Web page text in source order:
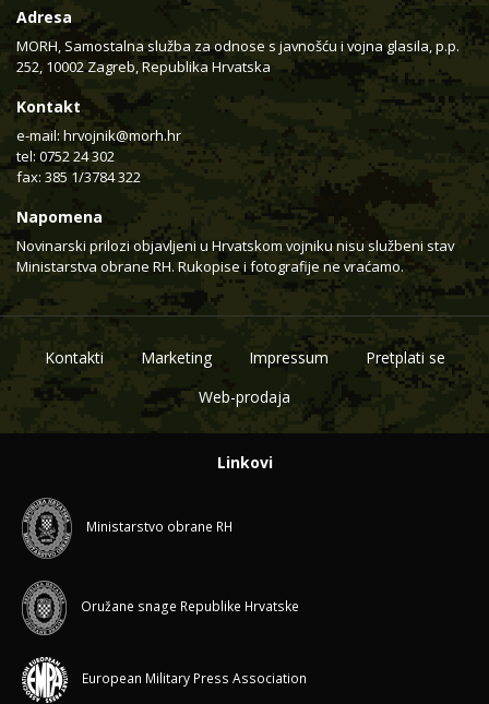
Adresa
MORH, Samostalna služba za odnose s javnošću i vojna glasila, p.p.
252, 10002 Zagreb, Republika Hrvatska
Kontakt
e-mail: hrvojnik@morh.hr
tel: 0752 24 302
fax: 385 1/3784 322
Napomena
Novinarski prilozi objavljeni u Hrvatskom vojniku nisu službeni stav
Ministarstva obrane RH. Rukopise i fotografije ne vraćamo.
Kontakti Marketing Impressum
Pretplati se
Web-prodaja
Linkovi
Ministarstvo obrane RH
Oružane snage Republike Hrvatske
European Military Press Association